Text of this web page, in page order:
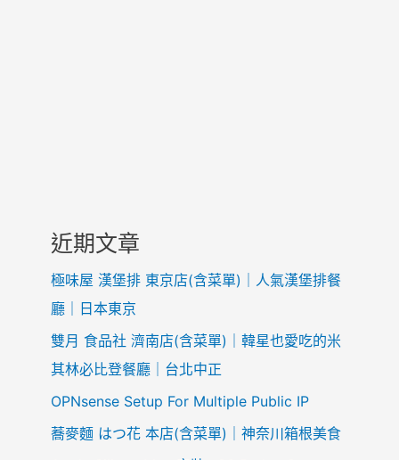
近期文章
極味屋 漢堡排 東京店(含菜單)｜人氣漢堡排餐
廳｜日本東京
雙月 食品社 濟南店(含菜單)｜韓星也愛吃的米
其林必比登餐廳｜台北中正
OPNsense Setup For Multiple Public IP
蕎麥麵 はつ花 本店(含菜單)｜神奈川箱根美食